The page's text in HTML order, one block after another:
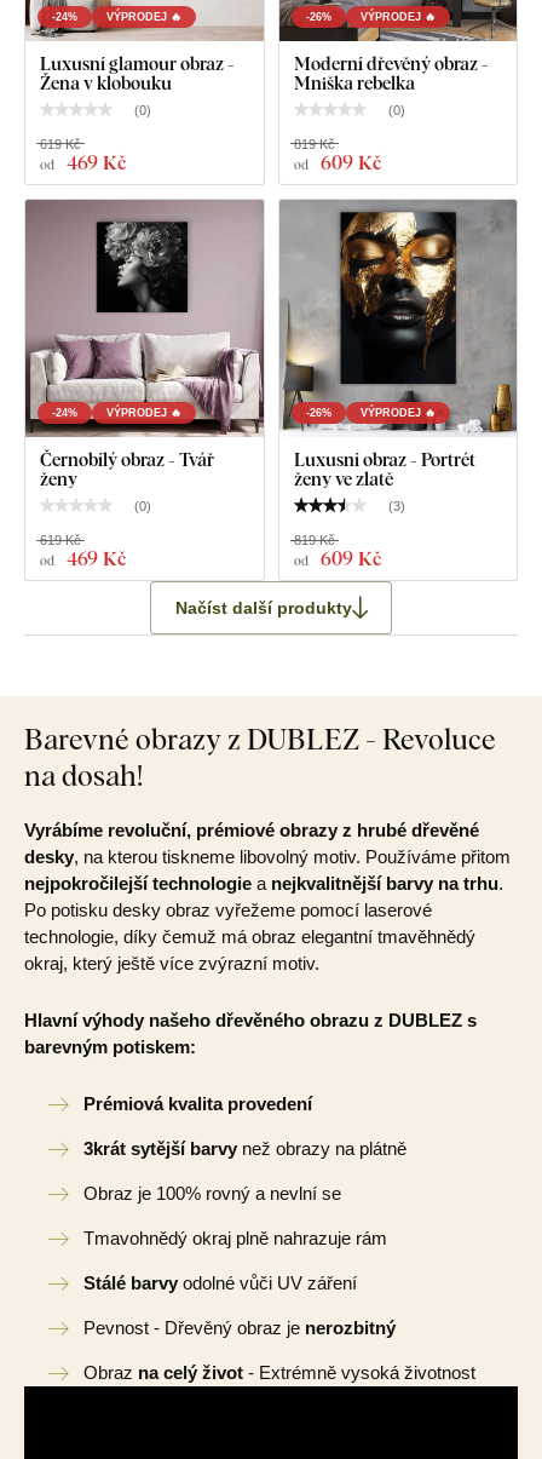
Co najdete v balení?
Obraz ženy - Touha
Předem namontovaný háček / háčky na druhé straně
obrazu
Přehledný návod na montáž
-24% VÝPRODEJ 🔥
Luxusní glamour obraz -
Žena v klobouku
(0)
od 469 Kč
619 Kč
-26% VÝPRODEJ 🔥
Moderní dřevěný obraz -
Mniška rebelka
(0)
od 609 Kč
819 Kč
-24% VÝPRODEJ 🔥
Černobílý obraz - Tvář
ženy
(0)
od 469 Kč
619 Kč
-26% VÝPRODEJ 🔥
Luxusní obraz - Portrét
ženy ve zlatě
(3)
od 609 Kč
819 Kč
Načíst další produkty
Barevné obrazy z DUBLEZ - Revoluce
na dosah!
Vyrábíme revoluční, prémiové obrazy z hrubé dřevěné
desky, na kterou tiskneme libovolný motiv. Používáme přitom
nejpokročilejší technologie a nejkvalitnější barvy na trhu.
Po potisku desky obraz vyřežeme pomocí laserové
technologie, díky čemuž má obraz elegantní tmavěhnědý
okraj, který ještě více zvýrazní motiv.
Hlavní výhody našeho dřevěného obrazu z DUBLEZ s
barevným potiskem:
Prémiová kvalita provedení
3krát sytější barvy než obrazy na plátně
Obraz je 100% rovný a nevlní se
Tmavohnědý okraj plně nahrazuje rám
Stálé barvy odolné vůči UV záření
Pevnost - Dřevěný obraz je nerozbitný
Obraz na celý život - Extrémně vysoká životnost